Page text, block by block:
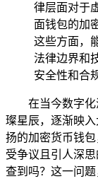
律层面对于
面钱包的加
这些方面，
法律边界和
安全性和合
在当今数字
璨星辰，逐渐映
扬的加密货币钱
受争议且引人深
查到吗？这一问